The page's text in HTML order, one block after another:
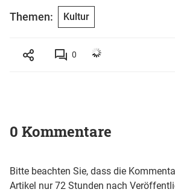
Themen: Kultur
0
0 Kommentare
Bitte beachten Sie, dass die
Artikel nur 72 Stunden nach